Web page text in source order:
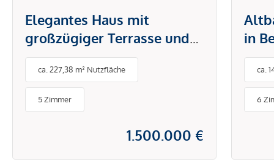
Elegantes Haus mit
großzügiger Terrasse und
gepflegtem Garten
ca. 227,38 m² Nutzfläche
5 Zimmer
1.500.000 €
in
ca.
6